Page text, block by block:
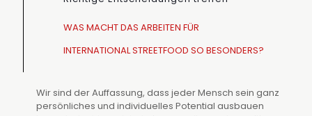
WAS MACHT DAS ARBEITEN FÜR
INTERNATIONAL STREETFOOD SO BESONDERS?
Wir sind der Auffassung, dass jeder Mensch sein ganz
persönliches und individuelles Potential ausbauen